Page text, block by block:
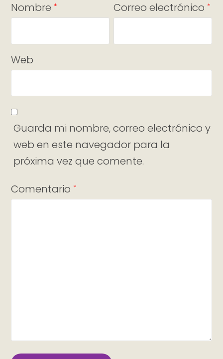
Nombre * Correo electrónico *
Web
Guarda mi nombre, correo electrónico y
web en este navegador para la
próxima vez que comente.
Comentario *